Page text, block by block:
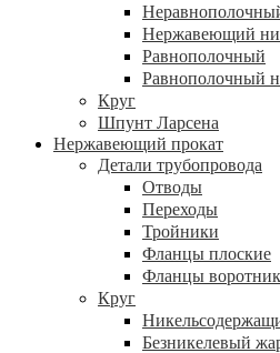
Нержавеющий
Равнополочный
Равнополочный
Круг
Шпунт Ларсена
Нержавеющий прокат
Детали трубопровода
Отводы
Переходы
Тройники
Фланцы плоские
Фланцы
Круг
Безникелевый